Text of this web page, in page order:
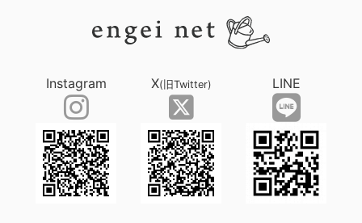
Instagram X(旧Twitter) LINE